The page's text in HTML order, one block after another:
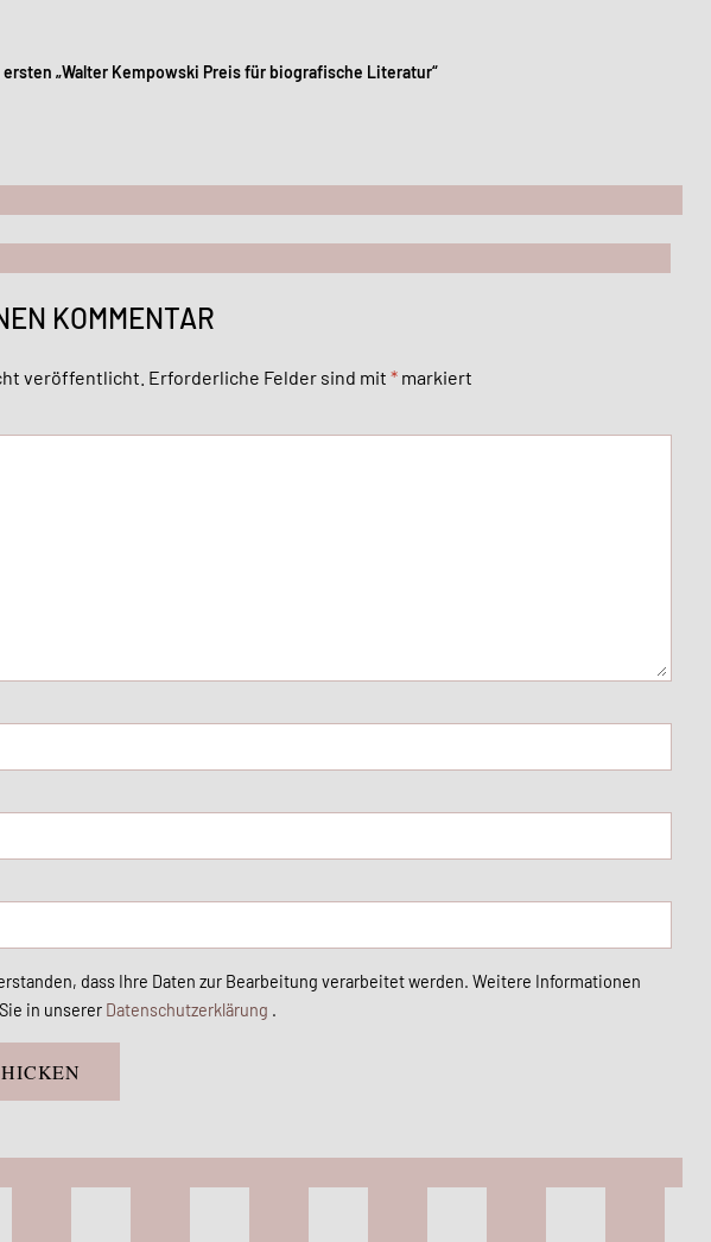
„Walter Kempowski Preis für biografische Literatur“
KOMMENTAR
veröffentlicht. Erforderliche Felder sind mit * markiert
dass Ihre Daten zur Bearbeitung verarbeitet werden. Weitere Informationen
in unserer Datenschutzerklärung .